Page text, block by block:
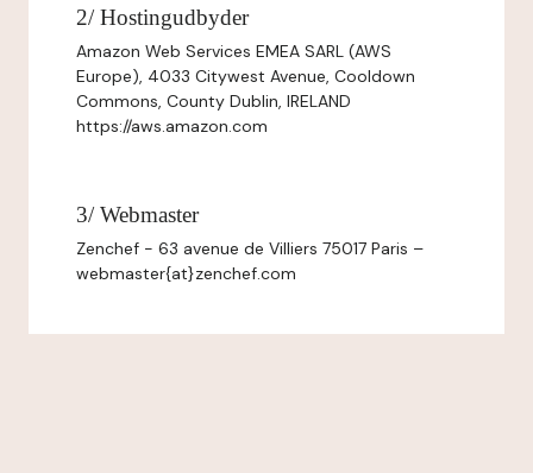
2/ Hostingudbyder
Amazon Web Services EMEA SARL (AWS
Europe), 4033 Citywest Avenue, Cooldown
Commons, County Dublin, IRELAND
https://aws.amazon.com
3/ Webmaster
Zenchef - 63 avenue de Villiers 75017 Paris –
webmaster{at}zenchef.com